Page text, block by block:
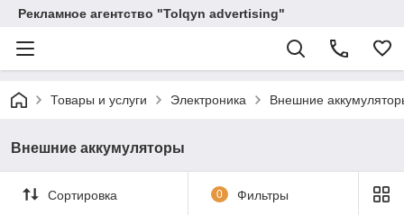
Рекламное агентство "Tolqyn advertising"
Товары и услуги Электроника Внешние
Внешние аккумуляторы
Сортировка 0 Фильтры